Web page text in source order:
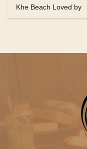
Khe Beach Loved by